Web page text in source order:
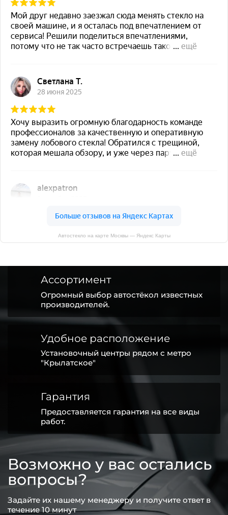
Автостекло на карте Москвы — Яндекс Карты
Ассортимент
Огромный выбор автостёкол известных
производителей.
Удобное расположение
Установочный центры рядом с метро
"Крылатское"
Гарантия
Предоставляется гарантия на все виды
работ.
Возможно у вас остались
вопросы?
Задайте их нашему менеджеру и получите ответ в
течение 10 минут